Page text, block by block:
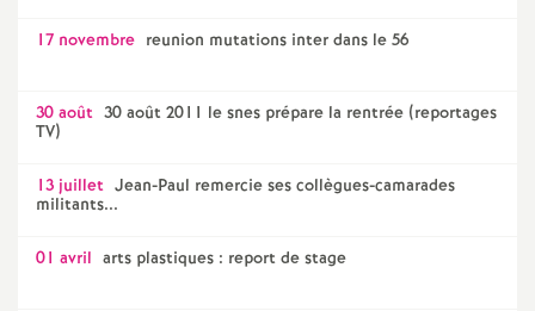
17 novembre reunion mutations inter dans le 56
30 août 30 août 2011 le snes prépare la rentrée (reportages
TV)
13 juillet Jean-Paul remercie ses collègues-camarades
militants...
01 avril arts plastiques : report de stage